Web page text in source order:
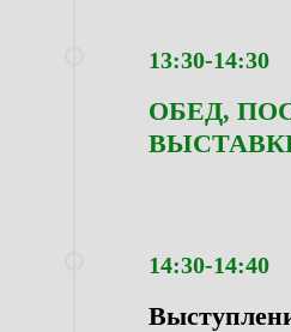
13:30-14:30
ОБЕД,
14:30-14:40